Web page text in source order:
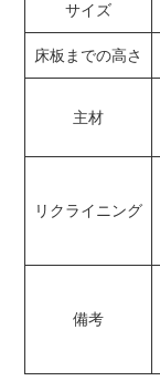
サイズ
床板までの高さ
主材
リクライニング
備考